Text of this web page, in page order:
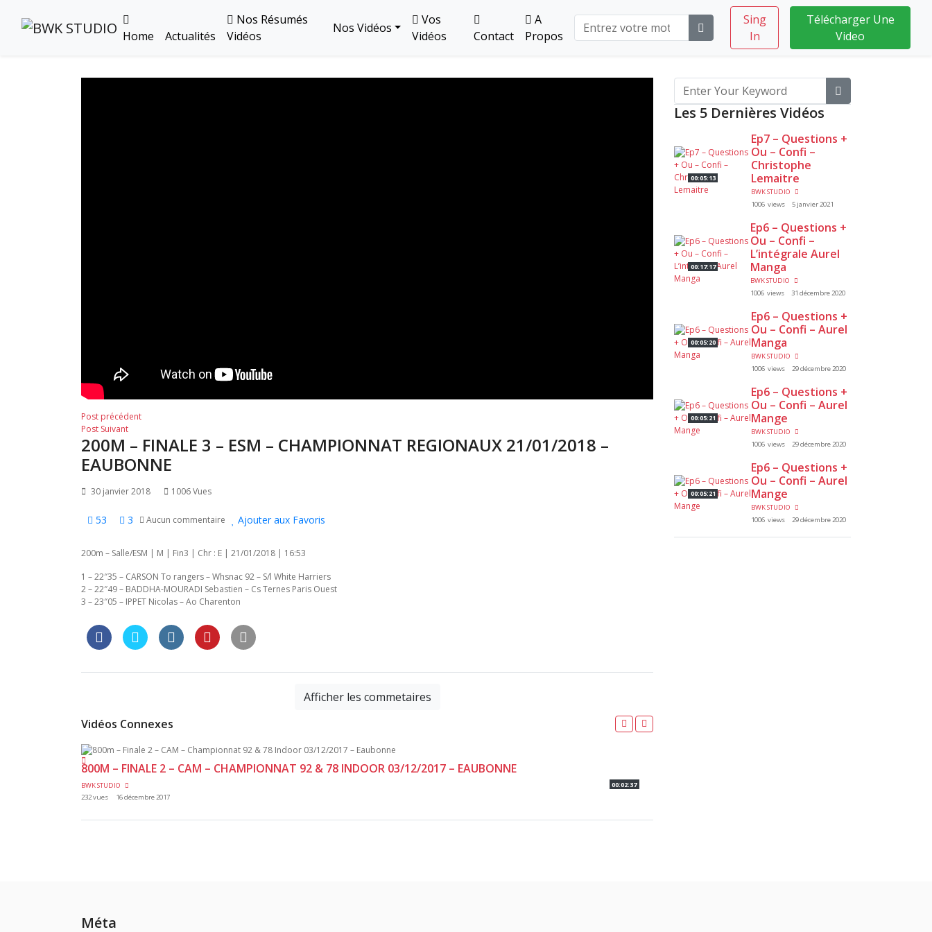
Home Actualités
Nos Résumés
Vidéos
Nos Vidéos
Vos
Vidéos
Contact
A
Propos
Sing
In
Télécharger Une
Video
Navigation
de
l’article
Post précédentPost
Post SuivantPost
suivant:
200M – FINALE 3 – ESM – CHAMPIONNAT REGIONAUX 21/01/2018 –
EAUBONNE
30 janvier 2018 1006 Vues
53 3 Aucun commentaire Ajouter aux Favoris
200m – Salle/ESM | M | Fin3 | Chr : E | 21/01/2018 | 16:53
1 – 22″35 – CARSON To rangers – Whsnac 92 – S/l White Harriers
2 – 22″49 – BADDHA-MOURADI Sebastien – Cs Ternes Paris Ouest
3 – 23″05 – IPPET Nicolas – Ao Charenton
Afficher les commetaires
Vidéos Connexes
00:02:37
800M – FINALE 2 – CAM – CHAMPIONNAT 92 & 78 INDOOR 03/12/2017 – EAUBONNE
BWK STUDIO
232 vues
16 décembre 2017
Les 5 Dernières Vidéos
00:05:13
Ep7 – Questions +
Ou – Confi –
Christophe
Lemaitre
BWK STUDIO
1006 views
5 janvier 2021
00:17:17
Ep6 – Questions +
Ou – Confi –
L’intégrale Aurel
Manga
BWK STUDIO
1006 views
31 décembre 2020
00:05:20
Ep6 – Questions +
Ou – Confi – Aurel
Manga
BWK STUDIO
1006 views
29 décembre 2020
00:05:21
Ep6 – Questions +
Ou – Confi – Aurel
Mange
BWK STUDIO
1006 views
29 décembre 2020
00:05:21
Ep6 – Questions +
Ou – Confi – Aurel
Mange
BWK STUDIO
1006 views
29 décembre 2020
Méta